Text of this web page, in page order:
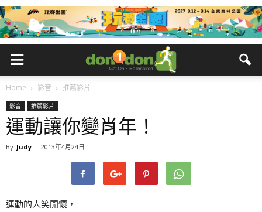
Home 影音 推薦影片
影音 推薦影片
運動讓你變肖年！
By Judy - 2013年4月24日
運動的人笑開懷，